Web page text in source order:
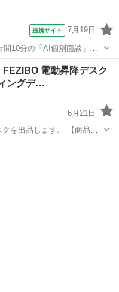
提携サイト 7月19日
間10分の「AI個別面談」が
田市場/ドライバーさんの
FEZIBO 電動昇降デスク
ングデ…
6月21日
します。 【商品詳